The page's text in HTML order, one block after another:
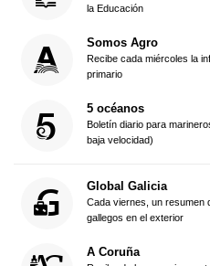
la Educación
Somos Agro
Recibe cada miércoles la
primario
5 océanos
Boletín diario para
baja velocidad)
Global Galicia
Cada viernes, un resumen
gallegos en el exterior
A Coruña